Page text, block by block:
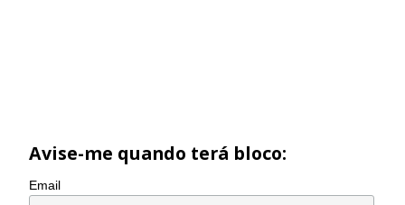
Avise-me quando terá bloco:
Email